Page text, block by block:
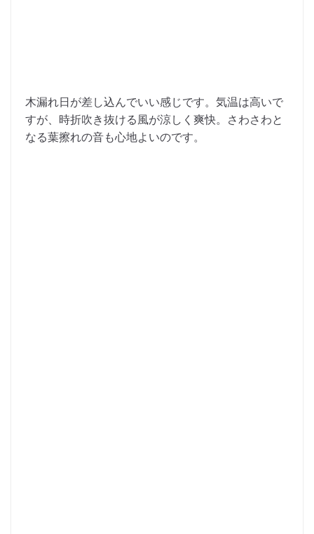
木漏れ日が差し込んでいい感じです。気温は高いで
すが、時折吹き抜ける風が涼しく爽快。さわさわと
なる葉擦れの音も心地よいのです。